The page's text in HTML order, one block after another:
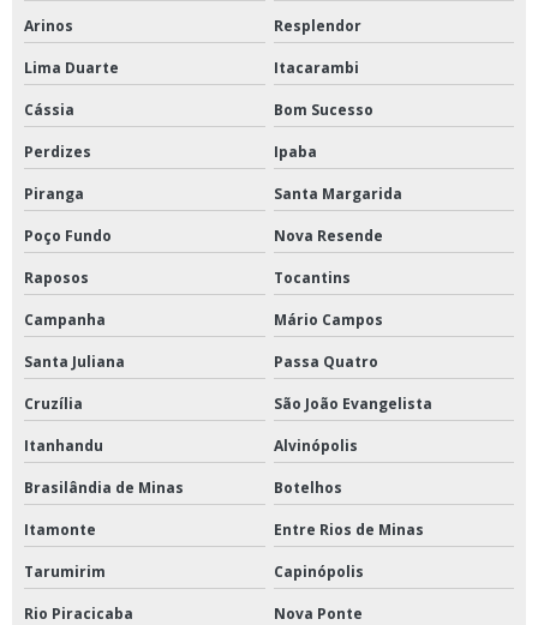
Arinos Resplendor
Lima Duarte Itacarambi
Cássia Bom Sucesso
Perdizes Ipaba
Piranga Santa Margarida
Poço Fundo Nova Resende
Raposos Tocantins
Campanha Mário Campos
Santa Juliana Passa Quatro
Cruzília São João Evangelista
Itanhandu Alvinópolis
Brasilândia de Minas Botelhos
Itamonte Entre Rios de Minas
Tarumirim Capinópolis
Rio Piracicaba Nova Ponte